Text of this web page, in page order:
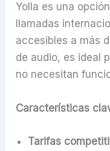
Yolla es una
llamadas
accesibles a más
de audio, es ideal
no necesitan
Características
Tarifas